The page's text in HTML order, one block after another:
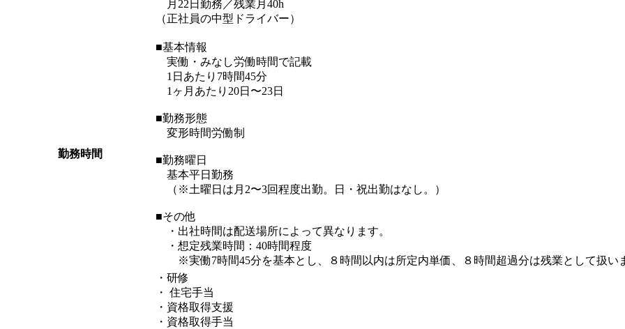
月22日勤務／残業月40h
（正社員の中型ドライバー）
勤務時間
■基本情報
実働・みなし労働時間で記載
1日あたり7時間45分
1ヶ月あたり20日〜23日
■勤務形態
変形時間労働制
■勤務曜日
基本平日勤務
（※土曜日は月2〜3回程度出勤。日・祝出勤はなし。）
■その他
・出社時間は配送場所によって異なります。
・想定残業時間：40時間程度
※実働7時間45分を基本とし、８時間以内は所定内単価、８時間超過分は残業として扱い
・研修
・ 住宅手当
・資格取得支援
・資格取得手当